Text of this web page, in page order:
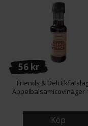
56 kr
Friends & Deli
Äppelbalsamicovinäger
Köp